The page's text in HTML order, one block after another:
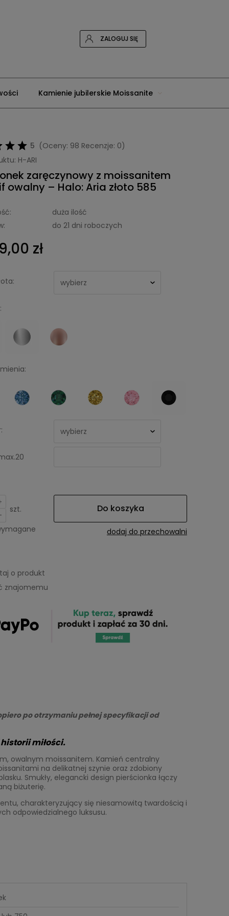
ZALOGUJ SIĘ
Kamienie jubilerskie Moissanite
5 (Oceny: 98 Recenzje: 0)
H-ARI
zaręczynowy z moissanitem
owalny – Halo: Aria złoto 585
duża ilość
do 21 dni roboczych
zł
szt. Do koszyka
dodaj do przechowalni
o produkt
znajomemu
po otrzymaniu pełnej specyfikacji od
miłości.
owalnym moissanitem. Kamień centralny
na delikatnej szynie oraz zdobiony
Smukły, elegancki design pierścionka łączy
biżuterię.
charakteryzujący się niesamowitą twardością i
odpowiedzialnego luksusu.